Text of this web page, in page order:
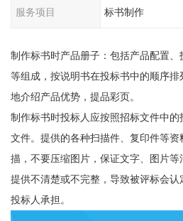
服务项目 标书制作
制作标书时产品册子：包括产品配置
等组成，按说明书在投标书中的顺序
地介绍产品优势，提品彩页。
制作标书时投标人应按照招标文件中
文件。提供的各种扫描件、复印件等
描，不要压缩图片，保证文字、图片
提供不清楚或不完整，导致被评标会
投标人承担。